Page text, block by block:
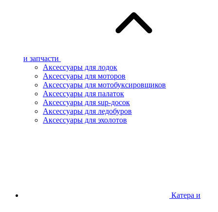
и запчасти
Аксессуары для лодок
Аксессуары для моторов
Аксессуары для мотобуксировщиков
Аксессуары для палаток
Аксессуары для sup-досок
Аксессуары для ледобуров
Аксессуары для эхолотов
Катера и